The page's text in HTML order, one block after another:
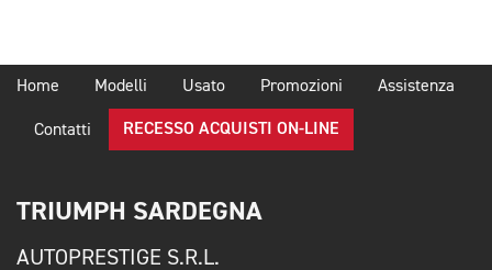
Home Modelli Usato Promozioni Assistenza
Contatti RECESSO ACQUISTI ON-LINE
TRIUMPH SARDEGNA
AUTOPRESTIGE S.R.L.